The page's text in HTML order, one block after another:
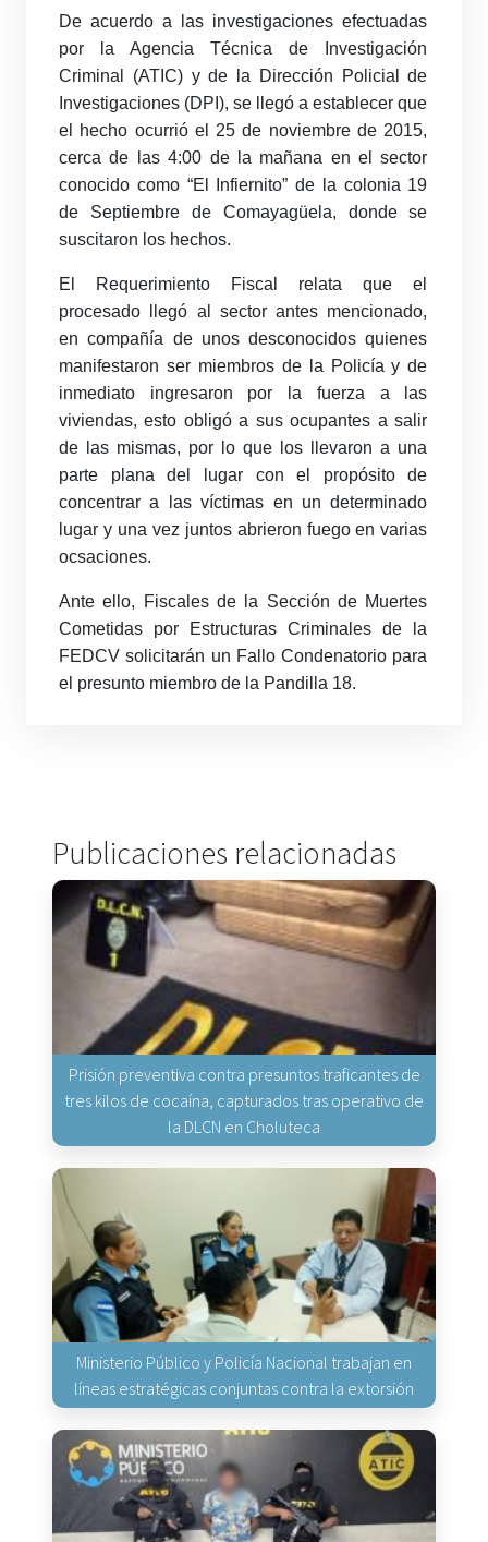
De acuerdo a las investigaciones efectuadas
por la Agencia Técnica de Investigación
Criminal (ATIC) y de la Dirección Policial de
Investigaciones (DPI), se llegó a establecer que
el hecho ocurrió el 25 de noviembre de 2015,
cerca de las 4:00 de la mañana en el sector
conocido como “El Infiernito” de la colonia 19
de Septiembre de Comayagüela, donde se
suscitaron los hechos.
El Requerimiento Fiscal relata que el
procesado llegó al sector antes mencionado,
en compañía de unos desconocidos quienes
manifestaron ser miembros de la Policía y de
inmediato ingresaron por la fuerza a las
viviendas, esto obligó a sus ocupantes a salir
de las mismas, por lo que los llevaron a una
parte plana del lugar con el propósito de
concentrar a las víctimas en un determinado
lugar y una vez juntos abrieron fuego en varias
ocsaciones.
Ante ello, Fiscales de la Sección de Muertes
Cometidas por Estructuras Criminales de la
FEDCV solicitarán un Fallo Condenatorio para
el presunto miembro de la Pandilla 18.
Publicaciones relacionadas
Prisión preventiva contra presuntos traficantes de
tres kilos de cocaína, capturados tras operativo de
la DLCN en Choluteca
Ministerio Público y Policía Nacional trabajan en
líneas estratégicas conjuntas contra la extorsión